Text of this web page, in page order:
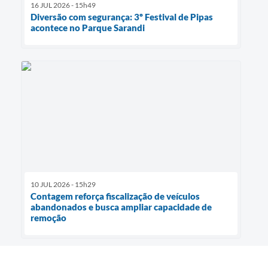
16 JUL 2026 - 15h49
Diversão com segurança: 3º Festival de Pipas
acontece no Parque Sarandi
10 JUL 2026 - 15h29
Contagem reforça fiscalização de veículos
abandonados e busca ampliar capacidade de
remoção